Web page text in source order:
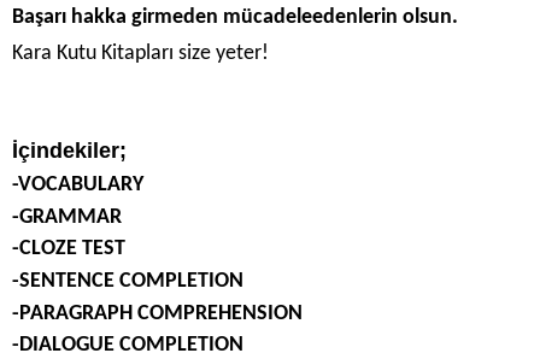
Başarı hakka girmeden mücadeleedenlerin olsun.
Kara Kutu Kitapları size yeter!
İçindekiler;
-VOCABULARY
-GRAMMAR
-CLOZE TEST
-SENTENCE COMPLETION
-PARAGRAPH COMPREHENSION
-DIALOGUE COMPLETION